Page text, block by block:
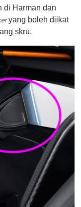
di Harman dan
yang boleh diikat
skru.